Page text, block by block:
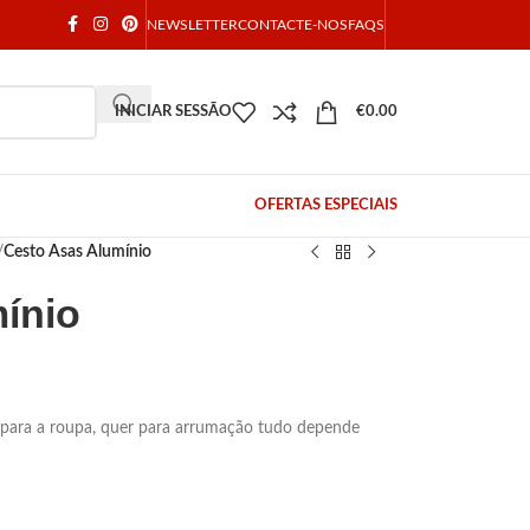
NEWSLETTERCONTACTE-NOSFAQS
INICIAR SESSÃO €0.00
OFERTAS ESPECIAIS
Cesto Asas Alumínio
a roupa, quer para arrumação tudo depende